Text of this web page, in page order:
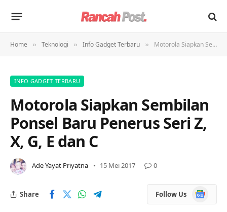
Home » Teknologi » Info Gadget Terbaru » Motorola Siapkan Sembilan Ponsel Baru Penerus Seri Z, X, G, E dan C
INFO GADGET TERBARU
Motorola Siapkan Sembilan
Ponsel Baru Penerus Seri Z,
X, G, E dan C
Ade Yayat Priyatna 15 Mei 2017 0
Share Follow Us
Google
News